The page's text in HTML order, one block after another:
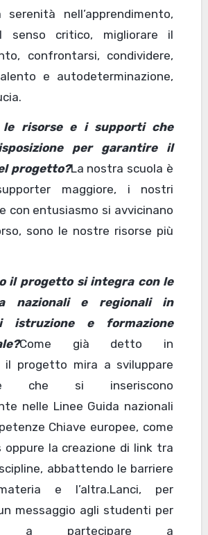
serenità nell’apprendimento,
senso critico, migliorare il
confrontarsi, condividere,
e autodeterminazione,
le risorse e i supporti che
per garantire il
progetto?La nostra scuola è
maggiore, i nostri
con entusiasmo si avvicinano
sono le nostre risorse più
il progetto si integra con le
nazionali e regionali in
istruzione e formazione
Come già detto in
il progetto mira a sviluppare
che si inseriscono
nelle Linee Guida nazionali
Chiave europee, come
la creazione di link tra
abbattendo le barriere
e l’altra.Lanci, per
messaggio agli studenti per
a partecipare a